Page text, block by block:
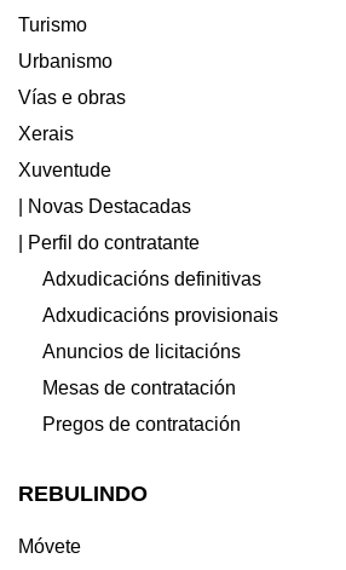
Turismo
Urbanismo
Vías e obras
Xerais
Xuventude
| Novas Destacadas
| Perfil do contratante
Adxudicacións definitivas
Adxudicacións provisionais
Anuncios de licitacións
Mesas de contratación
Pregos de contratación
REBULINDO
Móvete